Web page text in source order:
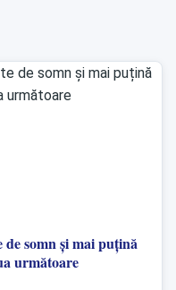
de somn și mai puțină
următoare